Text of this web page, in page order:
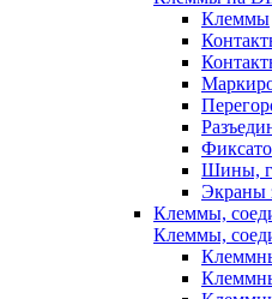
Клеммы
Шины,
Экраны
Клеммы,
Клеммы,